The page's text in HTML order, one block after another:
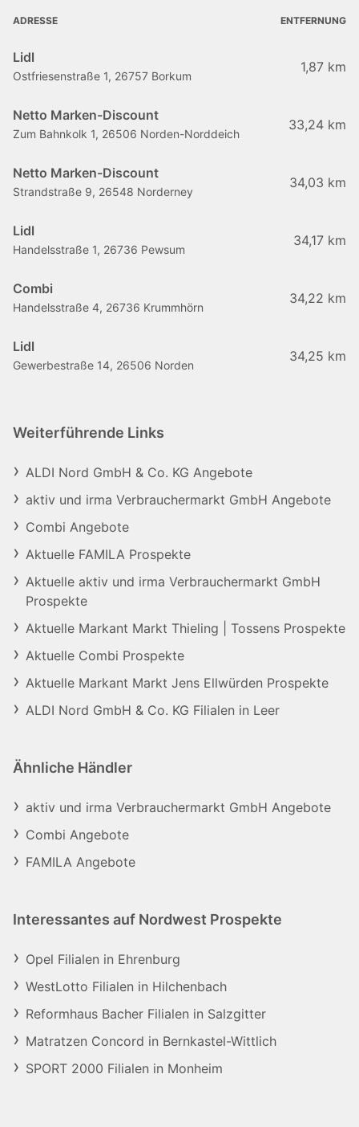
ADRESSE ENTFERNUNG
Lidl
Ostfriesenstraße 1, 26757 Borkum
1,87 km
Netto Marken-Discount
Zum Bahnkolk 1, 26506 Norden-Norddeich
33,24 km
Netto Marken-Discount
Strandstraße 9, 26548 Norderney
34,03 km
Lidl
Handelsstraße 1, 26736 Pewsum
34,17 km
Combi
Handelsstraße 4, 26736 Krummhörn
34,22 km
Lidl
Gewerbestraße 14, 26506 Norden
34,25 km
Weiterführende Links
ALDI Nord GmbH & Co. KG Angebote
aktiv und irma Verbrauchermarkt GmbH Angebote
Combi Angebote
Aktuelle FAMILA Prospekte
Aktuelle aktiv und irma Verbrauchermarkt GmbH
Prospekte
Aktuelle Markant Markt Thieling | Tossens Prospekte
Aktuelle Combi Prospekte
Aktuelle Markant Markt Jens Ellwürden Prospekte
ALDI Nord GmbH & Co. KG Filialen in Leer
Ähnliche Händler
aktiv und irma Verbrauchermarkt GmbH Angebote
Combi Angebote
FAMILA Angebote
Interessantes auf Nordwest Prospekte
Opel Filialen in Ehrenburg
WestLotto Filialen in Hilchenbach
Reformhaus Bacher Filialen in Salzgitter
Matratzen Concord in Bernkastel-Wittlich
SPORT 2000 Filialen in Monheim